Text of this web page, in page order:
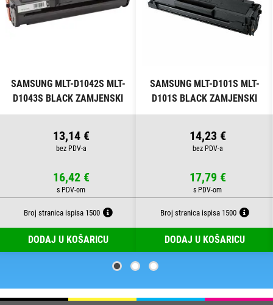
SAMSUNG MLT-D1042S MLT-
D1043S BLACK ZAMJENSKI
TONER
13,14 €
16,42 €
Broj stranica ispisa 1500
DODAJ U KOŠARICU
SAMSUNG MLT-D101S MLT-
D101S BLACK ZAMJENSKI
TONER
14,23 €
17,79 €
Broj stranica ispisa 1500
DODAJ U KOŠARICU